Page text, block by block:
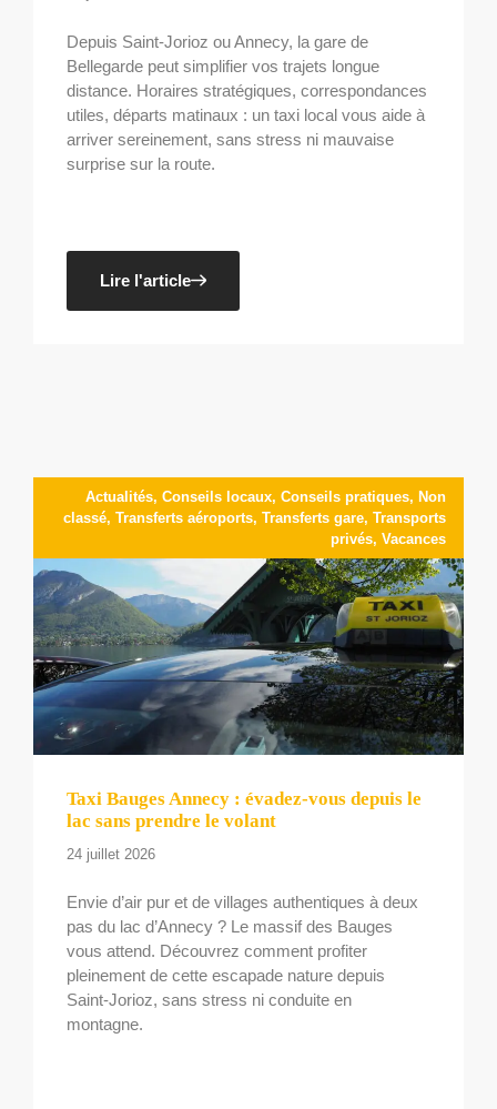
Depuis Saint-Jorioz ou Annecy, la gare de
Bellegarde peut simplifier vos trajets longue
distance. Horaires stratégiques, correspondances
utiles, départs matinaux : un taxi local vous aide à
arriver sereinement, sans stress ni mauvaise
surprise sur la route.
Lire l'article
Actualités, Conseils locaux, Conseils pratiques, Non
classé, Transferts aéroports, Transferts gare, Transports
privés, Vacances
Taxi Bauges Annecy : évadez-vous depuis le
lac sans prendre le volant
24 juillet 2026
Envie d’air pur et de villages authentiques à deux
pas du lac d’Annecy ? Le massif des Bauges
vous attend. Découvrez comment profiter
pleinement de cette escapade nature depuis
Saint-Jorioz, sans stress ni conduite en
montagne.